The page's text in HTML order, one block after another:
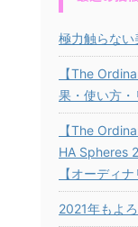
極力触らない
【The
果・使い方・
【The
HA Spheres
【オーディナ
2021年もよ